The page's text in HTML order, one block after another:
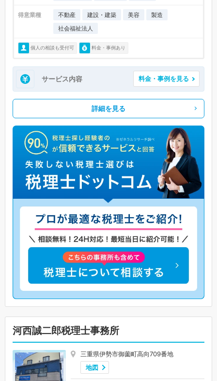
得意業種 不動産 建設・建築 美容
製造
社会福祉法人
個人の相談も受付可 料金・事例あり
サービス内容 料金・事例を見る
詳細を見る
河西誠二郎税理士事務所
三重県伊勢市御薗町高向709番地
地図